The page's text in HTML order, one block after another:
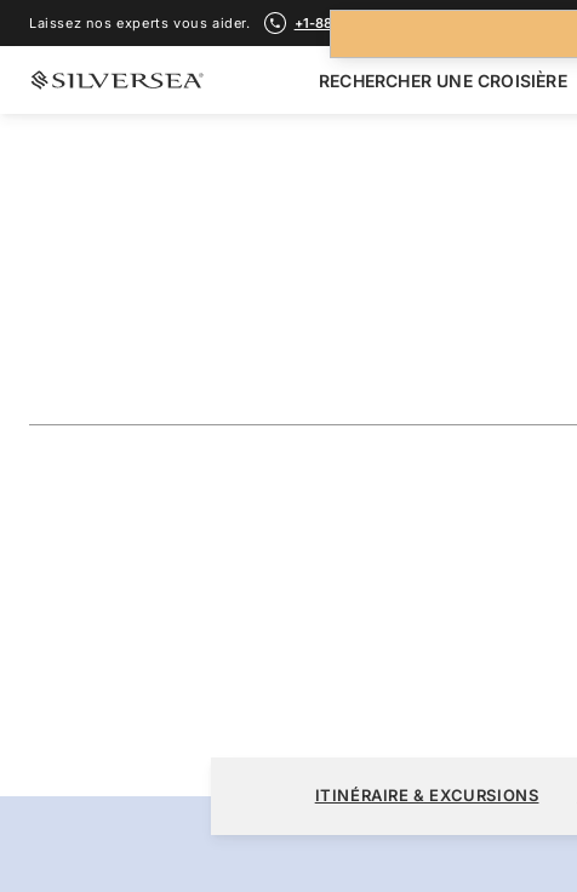
Laissez nos experts vous aider. +1-888-978-4070
RECHERCHER UNE CROISIÈRE
San Cristóbal, Galápagos à San Cristóbal,
ITINÉRAIRE & EXCURSIONS